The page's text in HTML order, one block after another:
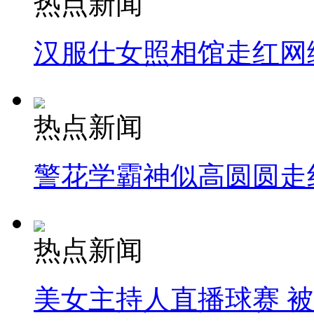
汉服仕女照相馆走红网
热点新闻
警花学霸神似高圆圆走
热点新闻
美女主持人直播球赛